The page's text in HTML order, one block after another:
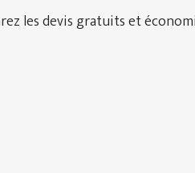
les devis gratuits et